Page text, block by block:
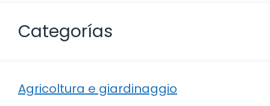
Categorías
Agricoltura e giardinaggio